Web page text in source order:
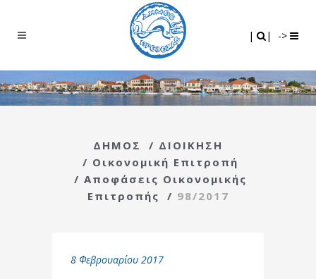
| | ->
ΔΗΜΟΣ / ΔΙΟΙΚΗΣΗ
/ Οικονομική Επιτροπή
/ Αποφάσεις Οικονομικής
Επιτροπής
/ 98/2017
8 Φεβρουαρίου 2017